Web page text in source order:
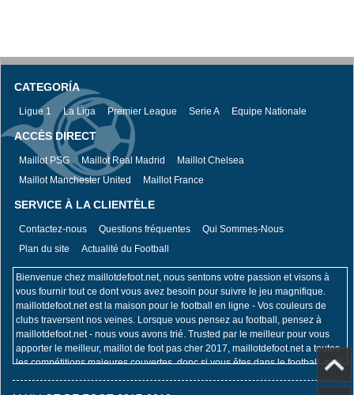
CATEGORÍA
Ligue 1 La Liga Premier League Serie A Equipe Nationale
ACCÈS DIRECT
Maillot PSG Maillot Real Madrid
Maillot Chelsea
Maillot Manchester United
Maillot France
SERVICE À LA CLIENTÈLE
Contactez-nous Questions fréquentes
Qui Sommes-Nous
Plan du site
Actualité du Football
Bienvenue chez maillotdefoot.net, nous sentons votre passion et visons à
vous fournir tout ce dont vous avez besoin pour suivre le jeu magnifique.
maillotdefoot.net est la maison pour le football en ligne - Vos couleurs de
clubs traversent nos veines. Lorsque vous pensez au football, pensez à
maillotdefoot.net - nous vous avons trié. Trusted par le meilleur pour vous
apporter le meilleur, maillot de foot pas cher 2017, maillotdefoot.net a toutes
les compétitions majeures couvertes, donc si vous êtes dans le football, qu'il